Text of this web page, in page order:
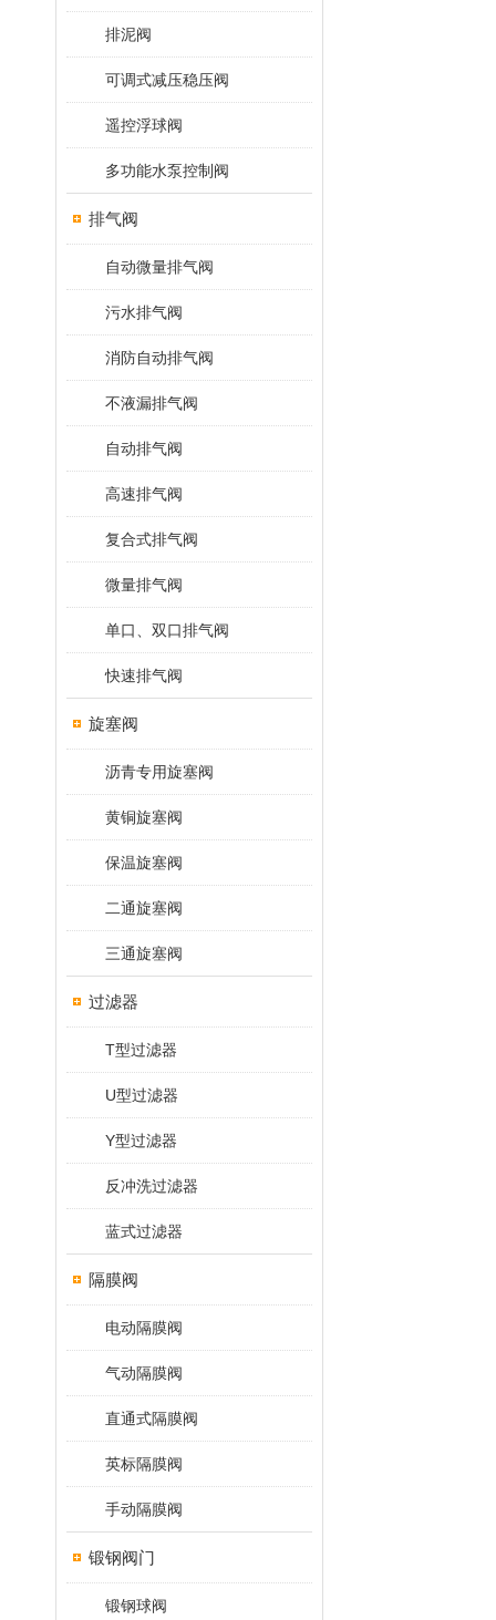
排泥阀
可调式减压稳压阀
遥控浮球阀
多功能水泵控制阀
排气阀
自动微量排气阀
污水排气阀
消防自动排气阀
不液漏排气阀
自动排气阀
高速排气阀
复合式排气阀
微量排气阀
单口、双口排气阀
快速排气阀
旋塞阀
沥青专用旋塞阀
黄铜旋塞阀
保温旋塞阀
二通旋塞阀
三通旋塞阀
过滤器
T型过滤器
U型过滤器
Y型过滤器
反冲洗过滤器
蓝式过滤器
隔膜阀
电动隔膜阀
气动隔膜阀
直通式隔膜阀
英标隔膜阀
手动隔膜阀
锻钢阀门
锻钢球阀